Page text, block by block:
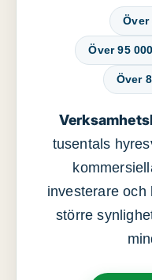
Över
Över 95
Över
tusentals
investerare och
större